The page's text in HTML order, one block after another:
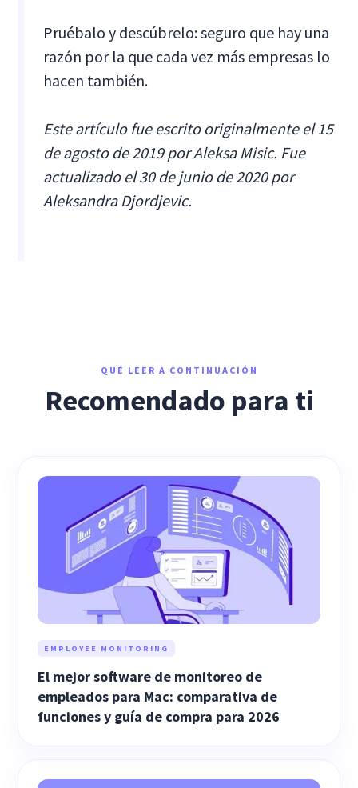
Pruébalo y descúbrelo: seguro que hay una
razón por la que cada vez más empresas lo
hacen también.
Este artículo fue escrito originalmente el 15
de agosto de 2019 por Aleksa Misic. Fue
actualizado el 30 de junio de 2020 por
Aleksandra Djordjevic.
QUÉ LEER A CONTINUACIÓN
Recomendado para ti
EMPLOYEE MONITORING
El mejor software de monitoreo de
empleados para Mac: comparativa de
funciones y guía de compra para 2026